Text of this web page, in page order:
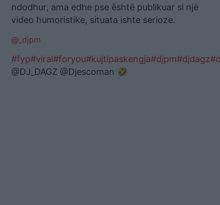
ndodhur, ama edhe pse është publikuar si një
video humoristike, situata ishte serioze.
@_djpm
#fyp#viral#foryou#kujtipaskengja#djpm#djdagz
@DJ_DAGZ @Djescoman 🤣